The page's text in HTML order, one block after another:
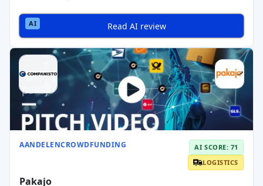
Read AI review
AANDELENCROWDFUNDING
AI SCORE: 71
LOGISTICS
Pakajo